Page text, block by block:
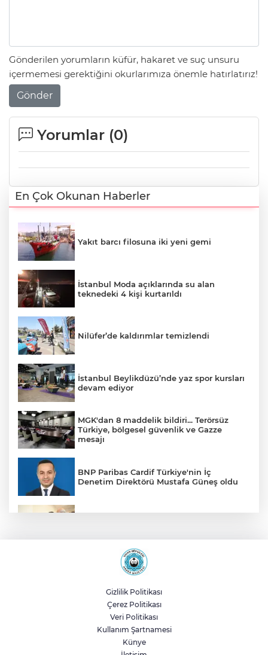
Gönderilen yorumların küfür, hakaret ve suç unsuru
içermemesi gerektiğini okurlarımıza önemle hatırlatırız!
Gönder
Yorumlar (0)
En Çok Okunan Haberler
Yakıt barcı filosuna iki yeni gemi
İstanbul Moda açıklarında su alan
teknedeki 4 kişi kurtarıldı
Nilüfer’de kaldırımlar temizlendi
İstanbul Beylikdüzü’nde yaz spor kursları
devam ediyor
MGK'dan 8 maddelik bildiri... Terörsüz
Türkiye, bölgesel güvenlik ve Gazze
mesajı
BNP Paribas Cardif Türkiye'nin İç
Denetim Direktörü Mustafa Güneş oldu
Sakarya’da ücretsiz doğalgaza
kavuşacaklar
Yalova'da makine arızası yapan tanker
güvenli bölgeye çekildi
Gizlilik Politikası
Çerez Politikası
Veri Politikası
Kullanım Şartnamesi
Künye